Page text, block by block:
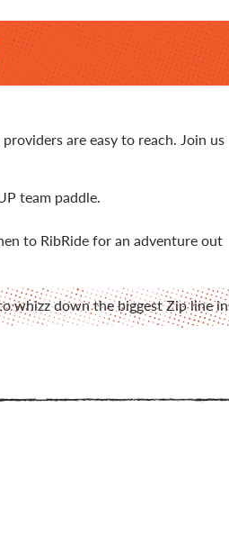
are easy to reach. Join us
team paddle.
to RibRide for an adventure out
whizz down the biggest Zip line in